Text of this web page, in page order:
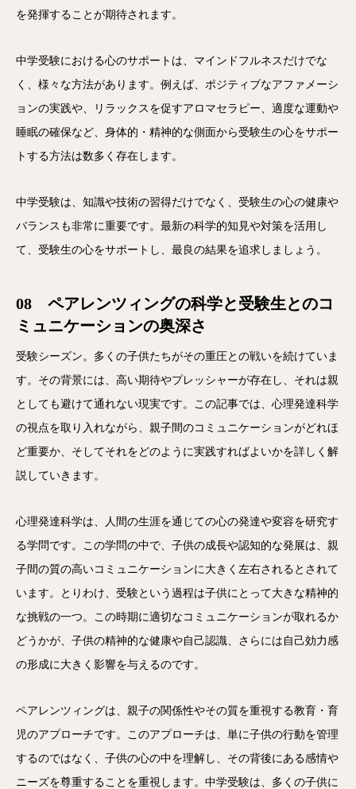
を発揮することが期待されます。
中学受験における心のサポートは、マインドフルネスだけでな
く、様々な方法があります。例えば、ポジティブなアファメーシ
ョンの実践や、リラックスを促すアロマセラピー、適度な運動や
睡眠の確保など、身体的・精神的な側面から受験生の心をサポー
トする方法は数多く存在します。
中学受験は、知識や技術の習得だけでなく、受験生の心の健康や
バランスも非常に重要です。最新の科学的知見や対策を活用し
て、受験生の心をサポートし、最良の結果を追求しましょう。
08 ペアレンツィングの科学と受験生とのコ
ミュニケーションの奥深さ
受験シーズン。多くの子供たちがその重圧との戦いを続けていま
す。その背景には、高い期待やプレッシャーが存在し、それは親
としても避けて通れない現実です。この記事では、心理発達科学
の視点を取り入れながら、親子間のコミュニケーションがどれほ
ど重要か、そしてそれをどのように実践すればよいかを詳しく解
説していきます。
心理発達科学は、人間の生涯を通じての心の発達や変容を研究す
る学問です。この学問の中で、子供の成長や認知的な発展は、親
子間の質の高いコミュニケーションに大きく左右されるとされて
います。とりわけ、受験という過程は子供にとって大きな精神的
な挑戦の一つ。この時期に適切なコミュニケーションが取れるか
どうかが、子供の精神的な健康や自己認識、さらには自己効力感
の形成に大きく影響を与えるのです。
ペアレンツィングは、親子の関係性やその質を重視する教育・育
児のアプローチです。このアプローチは、単に子供の行動を管理
するのではなく、子供の心の中を理解し、その背後にある感情や
ニーズを尊重することを重視します。中学受験は、多くの子供に